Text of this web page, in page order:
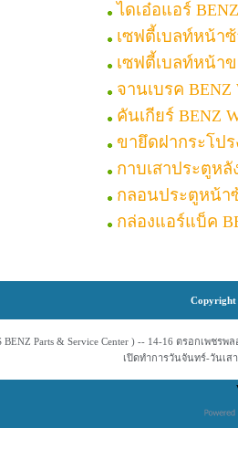
ไดเอ๋อแอร์
เซฟตี้เบลท์หน้าซ้
เซฟตี้เบลท์หน้าข
จานเบรค BENZ
คันเกียร์ BENZ
ขายึดฝากระโปร
กาบเสาประตูหลั
กลอนประตูหน้า
กล่องแอร์แบ็ค
Copyright
BENZ Parts & Service Center ) -- 14-16 ตรอกเพชร
เปิดทำการวันจันทร์-วันเส